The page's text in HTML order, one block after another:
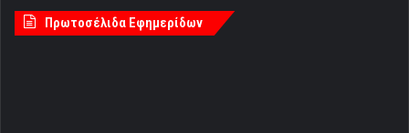
Πρωτοσέλιδα Εφημερίδων